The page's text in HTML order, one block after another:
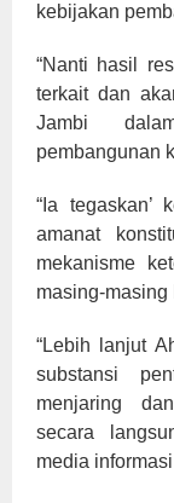
kebijakan
“Nanti hasil
terkait dan
Jambi
pembangunan
“Ia tegaskan’
amanat
mekanisme
masing-masing
“Lebih lanjut
substansi
menjaring
secara
media